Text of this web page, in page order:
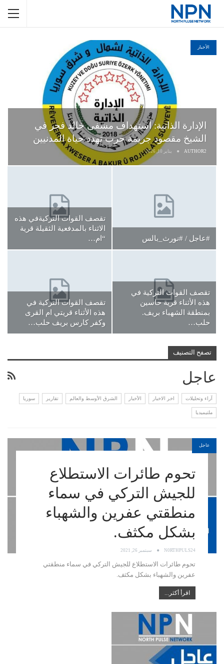
الأخبار
الإدارة الذاتية: استهداف مشفى خالد فجر في
الشيخ مقصود جريمة حرب تهدد حياة المدنيين
AUTHOR2 يناير 10, 2026
#عاجل / #نورث_بالس
تقصف القوات التركيةفي هذه
الاثناء بالمدفعية الثقيلة قرية
“ام…
تقصف القوات التركية في
هذه الأثناء قرية حاسين
بمنطقة الشهباء بريف.
حلب…
تقصف القوات التركية في
هذه الأثناء قريتي ام القرى
وكفر كارس بريف حلب…
تصفح التصنيف
عاجل
آراء وتحليلات اخر الاخبار الأخبار الشرق الأوسط والعالم تقارير سوريا
ملتيميديا
عاجل
تحوم طائرات الاستطلاع
للجيش التركي في سماء
منطقتي عفرين والشهباء
بشكل مكثف.
N0RTHPULS24 سبتمبر 26, 2021
تحوم طائرات الاستطلاع للجيش التركي في سماء منطقتي
عفرين والشهباء بشكل مكثف.
اقرأ أكثر...